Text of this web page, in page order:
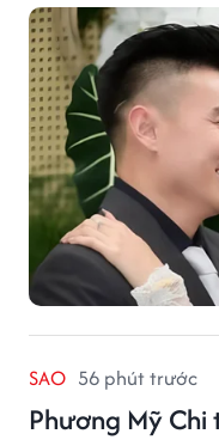
SAO 56 phút trước
Phương Mỹ Chi